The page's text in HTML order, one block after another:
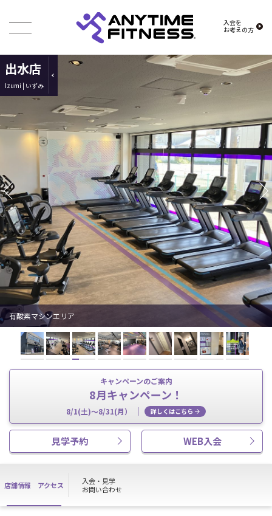
入会を
お考えの方
出水店
Izumi | いずみ
有酸素マシンエリア
キャンペーンのご案内
8月キャンペーン！
8/1(土)～8/31(月） 詳しくはこちら
見学予約 WEB入会
店舗情報 アクセス
入会・見学
お問い合わせ